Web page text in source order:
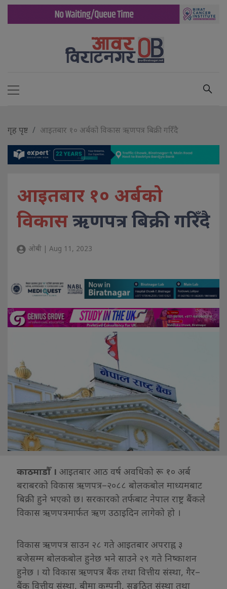
गृह पृष्ट आइतबार १० अर्बको विकास ऋणपत्र बिक्री गरिँदै
आइतबार १० अर्बको
विकासऋणपत्र बिक्री गरिँदै
ओबी | Aug 11, 2023
काठमाडौँ । आइतबार आठ वर्ष अवधिको रू १० अर्ब
बराबरको विकास ऋणपत्र–२०८८ बोलकबोल माध्यमबाट
बिक्री हुने भएको छ। सरकारको तर्फबाट नेपाल राष्ट्र बैंकले
विकास ऋणपत्रमार्फत ऋण उठाइदिन लागेको हो ।
विकास ऋणपत्र साउन २८ गते आइतबार अपराह्न ३
बजेसम्म बोलकबोल हुनेछ भने साउने २९ गते निष्काशन
हुनेछ । यो विकास ऋणपत्र बैंक तथा वित्तीय संस्था, गैर–
बैंक वित्तीय संस्था, बीमा कम्पनी, सङ्गठित संस्था तथा